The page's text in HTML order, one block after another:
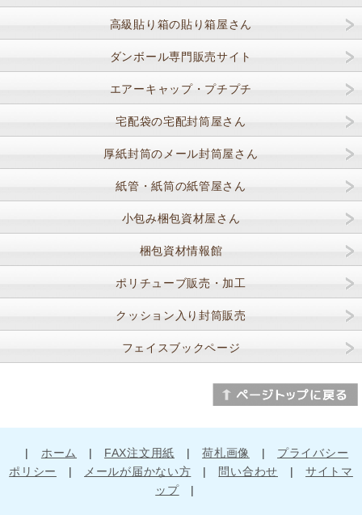
高級貼り箱の貼り箱屋さん
ダンボール専門販売サイト
エアーキャップ・プチプチ
宅配袋の宅配封筒屋さん
厚紙封筒のメール封筒屋さん
紙管・紙筒の紙管屋さん
小包み梱包資材屋さん
梱包資材情報館
ポリチューブ販売・加工
クッション入り封筒販売
フェイスブックページ
| ホーム | FAX注文用紙 |荷札画像 | プライバシー
ポリシー
| メールが届かない方 | 問い合わせ |サイトマ
ップ|